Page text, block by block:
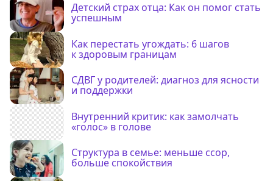
Детский страх отца: Как он помог стать
успешным
Как перестать угождать: 6 шагов
к здоровым границам
СДВГ у родителей: диагноз для ясности
и поддержки
Внутренний критик: как замолчать
«голос» в голове
Структура в семье: меньше ссор,
больше спокойствия